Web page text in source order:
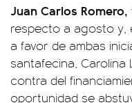
Juan Carlos Romero,
respecto a agosto y,
a favor de ambas
santafecina,
contra del
oportunidad se